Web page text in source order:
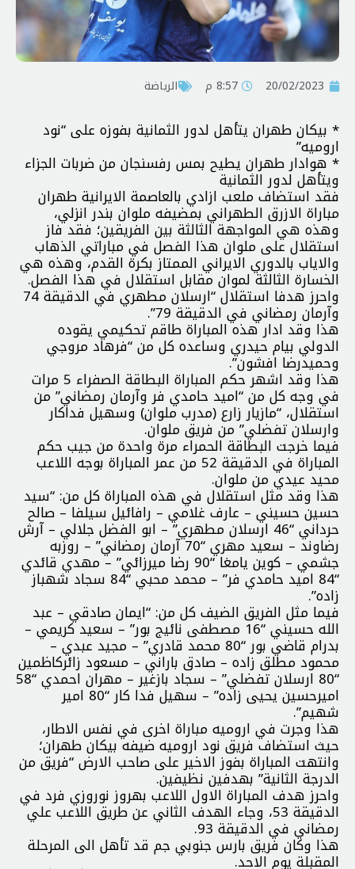
20/02/2023 8:57 م الرياضة
* بيكان طهران يتأهل لدور الثمانية بفوزه على “نود
اروميه”
* هوادار طهران يطيح بمس رفسنجان من ضربات الجزاء
ويتأهل لدور الثمانية
فقد استضاف ملعب ازادي بالعاصمة الايرانية طهران
مباراة الازرق الطهراني بمضيفه ملوان بندر انزلي،
وهذه هي المواجهة الثالثة بين الفريقين؛ فقد فاز
استقلال على ملوان هذا الفصل في مباراتي الذهاب
والاياب بالدوري الايراني الممتاز بكرة القدم، وهذه هي
الخسارة الثالثة لموان مقابل استقلال في هذا الفصل.
واحرز هدفا استقلال “ارسلان مطهري في الدقيقة 74
وآرمان رمضاني في الدقيقة 79”.
هذا وقد ادار هذه المباراة طاقم تحكيمي يقوده
الدولي بيام حيدري وساعده كل من “فرهاد مروجي
وحميدرضا افشون”.
هذا وقد اشهر حكم المباراة البطاقة الصفراء 5 مرات
في وجه كل من “اميد حامدي فر وآرمان رمضاني” من
استقلال، “مازيار زارع (مدرب ملوان) وسهيل فداكار
وارسلان تفضلي” من فريق ملوان.
فيما خرجت البطاقة الحمراء مرة واحدة من جيب حكم
المباراة في الدقيقة 52 من عمر المباراة بوجه اللاعب
محيد عيدي من ملوان.
هذا وقد مثل استقلال في هذه المباراة كل من: “سيد
حسين حسيني – عارف غلامي – رافائيل سيلفا – صالح
حرداني “46 ارسلان مطهري” – ابو الفضل جلالي – آرش
رضاوند – سعيد مهري “70 آرمان رمضاني” – روزبه
جشمي – كوين يامغا “90 رضا ميرزائي” – مهدي قائدي
“84 اميد حامدي فر” – محمد محبي “84 سجاد شهباز
زاده”.
فيما مثل الفريق الضيف كل من: “ايمان صادقي – عبد
الله حسيني “16 مصطفى نائيج بور” – سعيد كريمي –
بدرام قاضي بور “80 محمد قادري” – مجيد عبدي –
محمود مطلق زاده – صادق باراني – مسعود زائركاظمين
“80 ارسلان تفضلي” – سجاد بازغير – مهران احمدي “58
اميرحسين يحيى زاده” – سهيل فدا كار “80 امير
شهيم”.
هذا وجرت في اروميه مباراة اخرى في نفس الاطار،
حيث استضاف فريق نود اروميه ضيفه بيكان طهران؛
وانتهت المباراة بفوز الاخير على صاحب الارض “فريق من
الدرجة الثانية” بهدفين نظيفين.
واحرز هدف المباراة الاول اللاعب بهروز نوروزي فرد في
الدقيقة 53، وجاء الهدف الثاني عن طريق اللاعب علي
رمضاني في الدقيقة 93.
هذا وكان فريق بارس جنوبي جم قد تأهل الى المرحلة
المقبلة يوم الاحد.